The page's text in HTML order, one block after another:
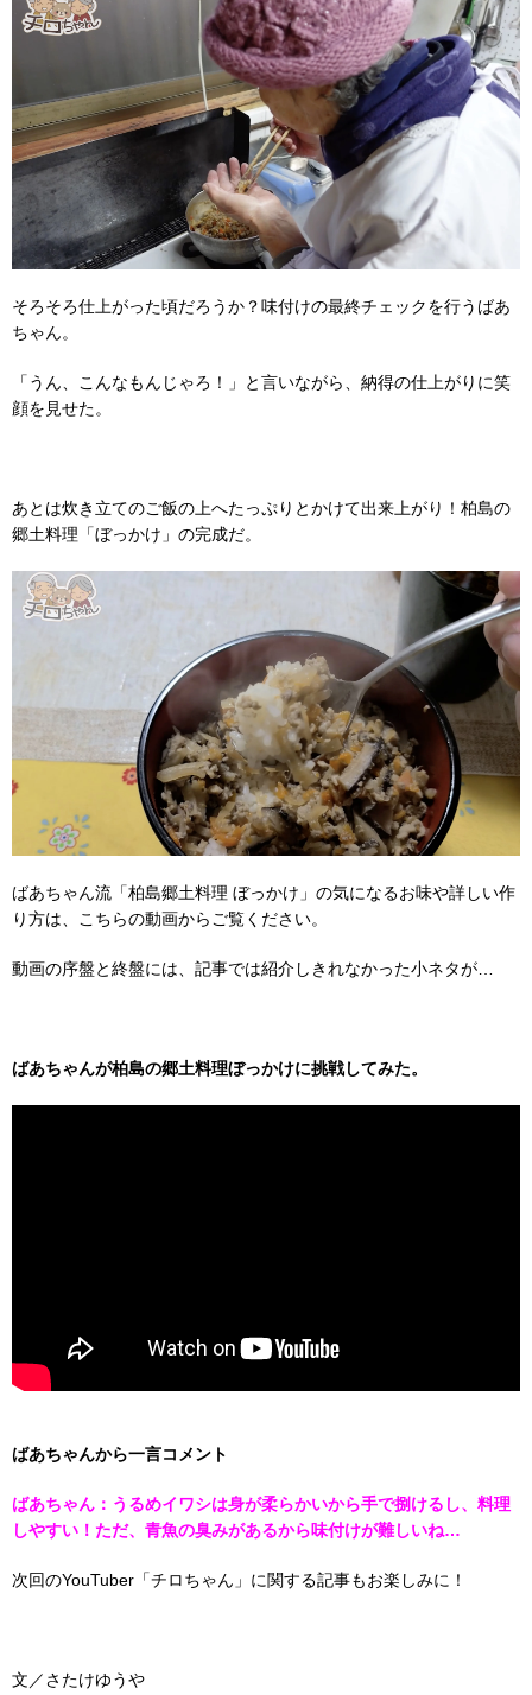
そろそろ仕上がった頃だろうか？味付けの最終チェックを行うばあ
ちゃん。
「うん、こんなもんじゃろ！」と言いながら、納得の仕上がりに笑
顔を見せた。
あとは炊き立てのご飯の上へたっぷりとかけて出来上がり！柏島の
郷土料理「ぼっかけ」の完成だ。
ばあちゃん流「柏島郷土料理 ぼっかけ」の気になるお味や詳しい作
り方は、こちらの動画からご覧ください。
動画の序盤と終盤には、記事では紹介しきれなかった小ネタが…
ばあちゃんが柏島の郷土料理ぼっかけに挑戦してみた。
ばあちゃんから一言コメント
ばあちゃん：うるめイワシは身が柔らかいから手で捌けるし、料理
しやすい！ただ、青魚の臭みがあるから味付けが難しいね…
次回のYouTuber「チロちゃん」に関する記事もお楽しみに！
文／さたけゆうや